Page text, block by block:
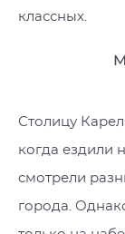
классных.
Столицу
когда ездили
смотрели
города.